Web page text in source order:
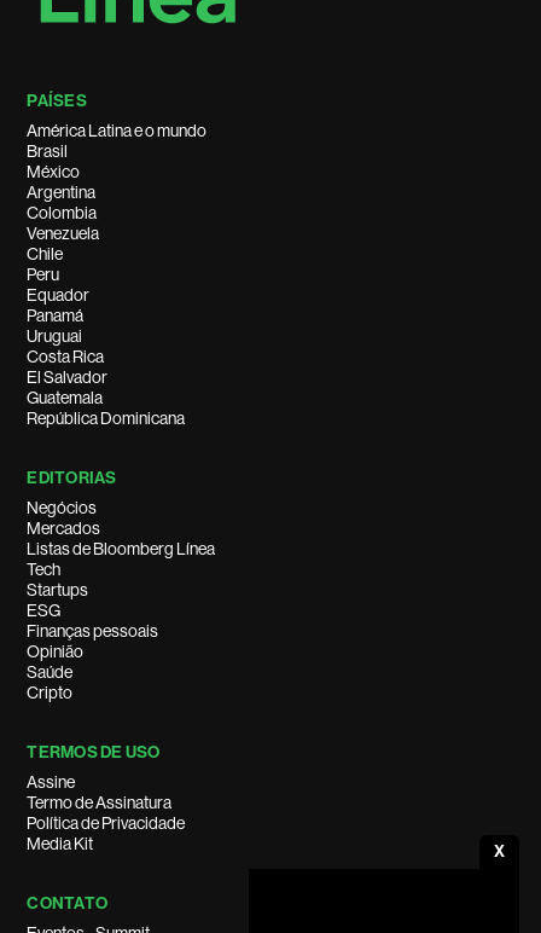
X
PAÍSES
América Latina e o mundo
Brasil
México
Argentina
Colombia
Venezuela
Chile
Peru
Equador
Panamá
Uruguai
Costa Rica
El Salvador
Guatemala
República Dominicana
EDITORIAS
Negócios
Mercados
Listas de Bloomberg Línea
Tech
Startups
ESG
Finanças pessoais
Opinião
Saúde
Cripto
TERMOS DE USO
Assine
Termo de Assinatura
Política de Privacidade
Media Kit
CONTATO